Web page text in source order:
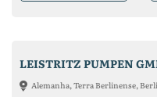
LEISTRITZ PUMPEN
Alemanha, Terra Berlinense,